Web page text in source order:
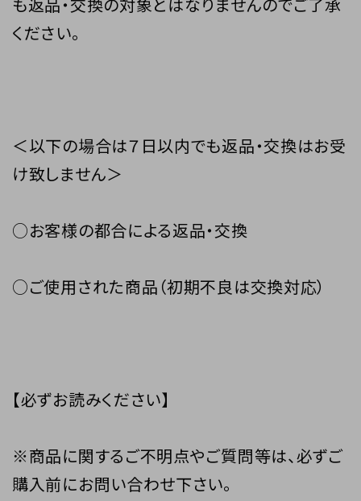
ください。
＜以下の場合は７日以内でも返品・交換はお受
け致しません＞
○お客様の都合による返品・交換
○ご使用された商品（初期不良は交換対応）
【必ずお読みください】
※商品に関するご不明点やご質問等は、必ずご
購入前にお問い合わせ下さい。